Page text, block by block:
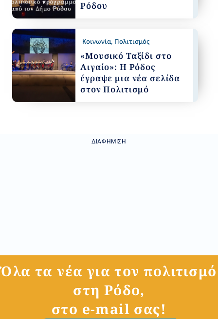
Ρόδου
Κοινωνία, Πολιτισμός
«Μουσικό Ταξίδι στο
Αιγαίο»: Η Ρόδος
έγραψε μια νέα σελίδα
στον Πολιτισμό
ΔΙΑΦΉΜΙΣΗ
Όλα τα νέα για τον πολιτισμό
στη Ρόδο,
στο e-mail σας!